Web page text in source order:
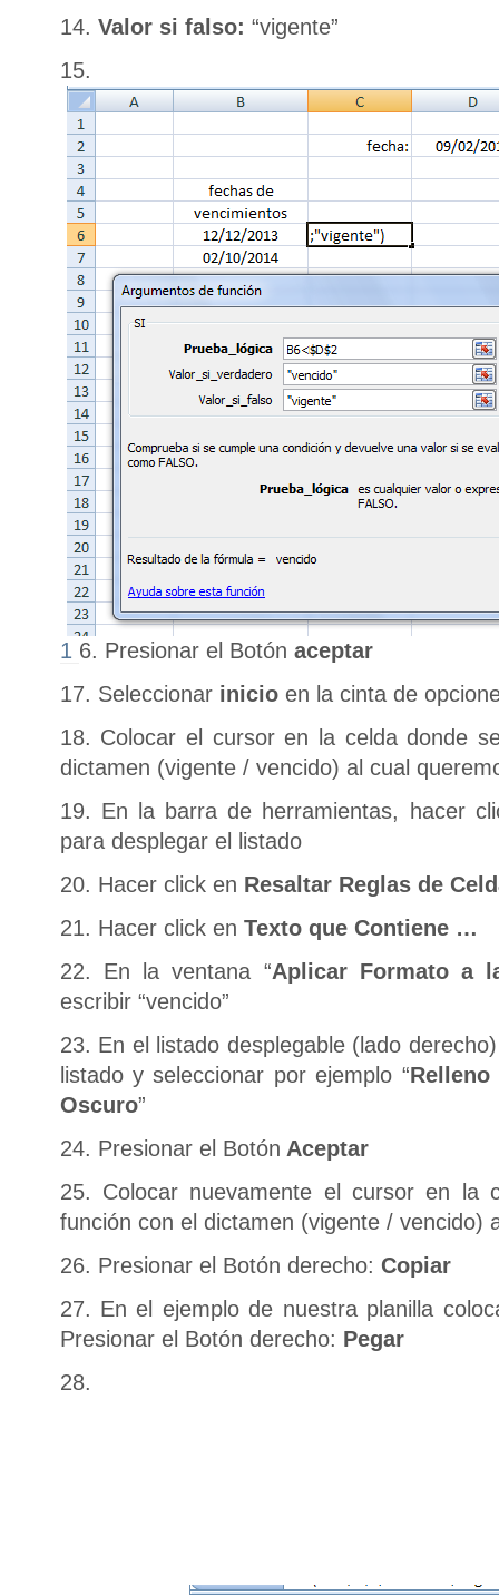
14. Valor si falso: “vigente”
15.
1 6. Presionar el Botón aceptar
17. Seleccionar inicioen la cinta de
18. Colocar el cursor en la celda donde
dictamen (vigente / vencido) al cual
19. En la barra de herramientas, hacer
para desplegar el listado
20. Hacer click en Resaltar Reglas de
21. Hacer click en Texto que Contiene …
22. En la ventana “Aplicar Formato a
escribir “vencido”
23. En el listado desplegable (lado
listado y seleccionar por ejemplo “
Oscuro”
24. Presionar el Botón Aceptar
25. Colocar nuevamente el cursor en la
función con el dictamen (vigente / vencido)
26. Presionar el Botón derecho: Copiar
27. En el ejemplo de nuestra planilla
Presionar el Botón derecho: Pegar
28.